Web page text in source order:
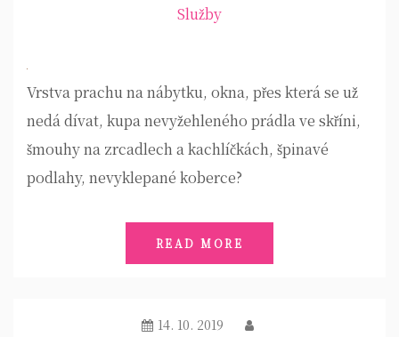
Služby
Vrstva prachu na nábytku, okna, přes která se už
nedá dívat, kupa nevyžehleného prádla ve skříni,
šmouhy na zrcadlech a kachlíčkách, špinavé
podlahy, nevyklepané koberce?
READ MORE
14. 10. 2019